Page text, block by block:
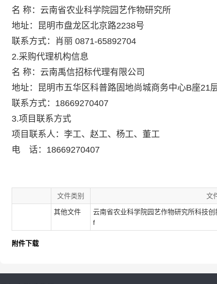
名 称：云南省农业科学院园艺作物研究所
地址：昆明市盘龙区北京路2238号
联系方式：肖丽 0871-65892704
2.采购代理机构信息
名 称：云南禹信招标代理有限公司
地址：昆明市五华区科普路固地尚城商务中心B座21
联系方式：18669270407
3.项目联系方式
项目联系人：李工、赵工、杨工、董工
电 话：18669270407
文件类别 文
其他文件
云南省农业科学院园艺作物研究所科技
f
附件下载